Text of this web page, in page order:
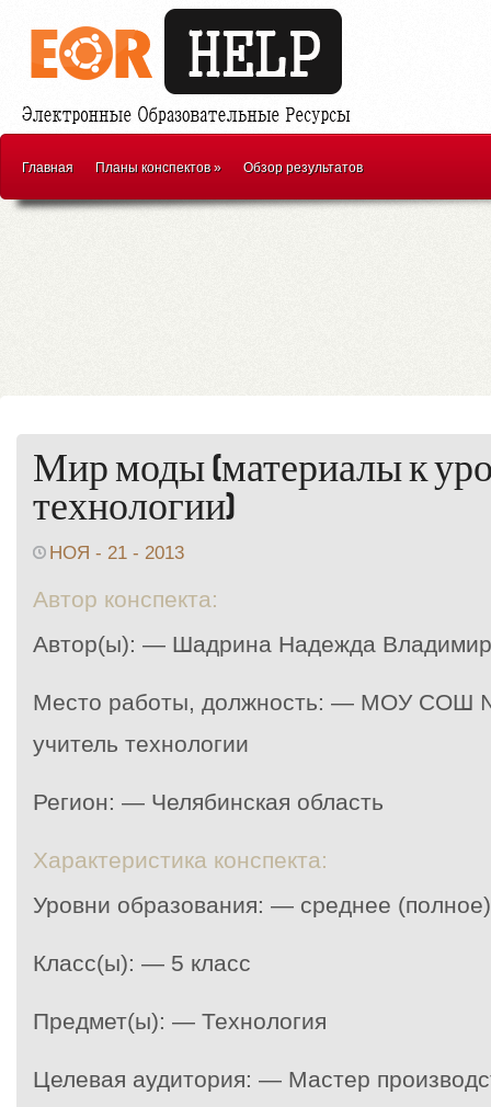
Главная Планы конспектов» Обзор результатов
Мир моды (материалы к
технологии)
НОЯ - 21 - 2013
Автор конспекта:
Автор(ы): — Шадрина Надежда
Место работы, должность: — МОУ СОШ
учитель технологии
Регион: — Челябинская область
Характеристика конспекта:
Уровни образования: — среднее
Класс(ы): — 5 класс
Предмет(ы): — Технология
Целевая аудитория: — Мастер